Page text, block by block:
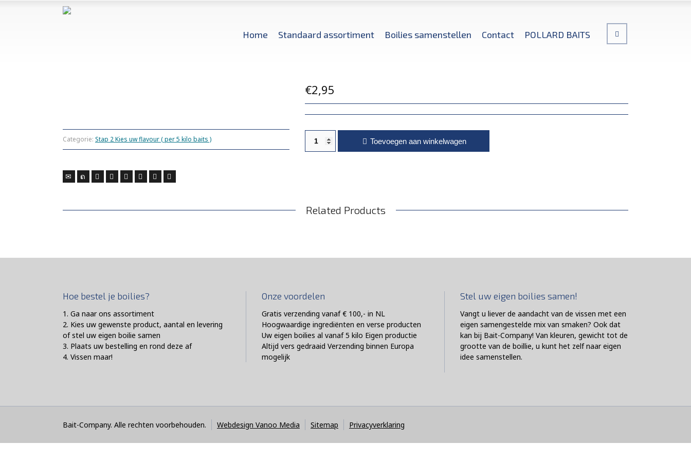
Home Standaard assortiment Boilies samenstellen Contact POLLARD BAITS
Categorie: Stap 2 Kies uw flavour ( per 5 kilo baits )
€2,95
Garlic flavour aantalToevoegen aan winkelwagen
Related Products
Hoe bestel je boilies?
1. Ga naar ons assortiment
2. Kies uw gewenste product, aantal en levering
of stel uw eigen boilie samen
3. Plaats uw bestelling en rond deze af
4. Vissen maar!
Onze voordelen
Gratis verzending vanaf € 100,- in NL
Hoogwaardige ingrediënten en verse producten
Uw eigen boilies al vanaf 5 kilo Eigen productie
Altijd vers gedraaid Verzending binnen Europa
mogelijk
Stel uw eigen boilies samen!
Vangt u liever de aandacht van de vissen met een
eigen samengestelde mix van smaken? Ook dat
kan bij Bait-Company! Van kleuren, gewicht tot de
grootte van de boillie, u kunt het zelf naar eigen
idee samenstellen.
Bait-Company. Alle rechten voorbehouden. Webdesign Vanoo Media Sitemap Privacyverklaring